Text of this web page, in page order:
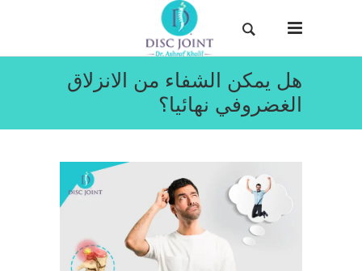
هل يمكن الشفاء من الانزلاق
الغضروفي نهائيا؟